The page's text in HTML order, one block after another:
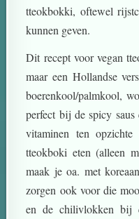
tteokbokki, oftewel
kunnen geven.
Dit recept voor vegan
maar een Hollandse
boerenkool/palmkool,
perfect bij de spicy
vitaminen ten
tteokboki eten (alleen
maak je oa. met
zorgen ook voor die
en de chilivlokken bij